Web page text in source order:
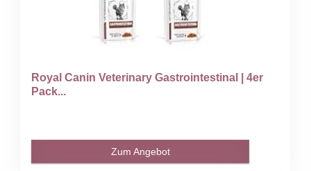
Royal Canin Veterinary Gastrointestinal | 4er
Pack...
Zum Angebot